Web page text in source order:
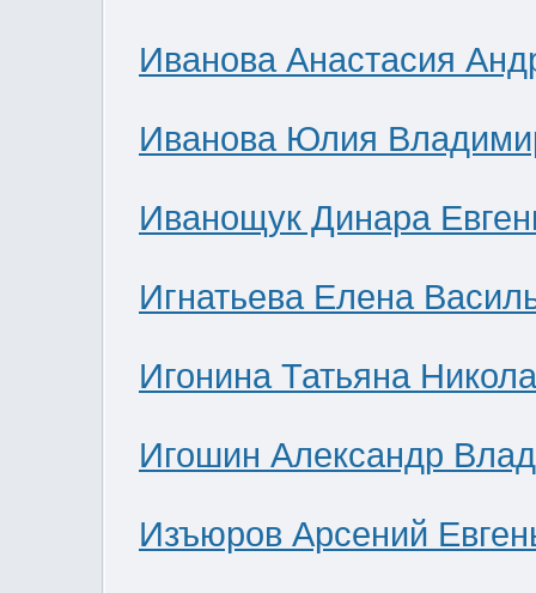
Иванова Анастасия
Иванова Юлия
Иванощук Динара
Игнатьева Елена
Игонина Татьяна
Игошин Александр
Изъюров Арсений